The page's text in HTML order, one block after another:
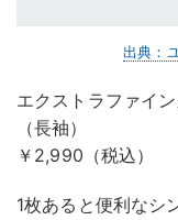
出典：
エクストラファイ
（長袖）
￥2,990（税込）
1枚あると便利なシ